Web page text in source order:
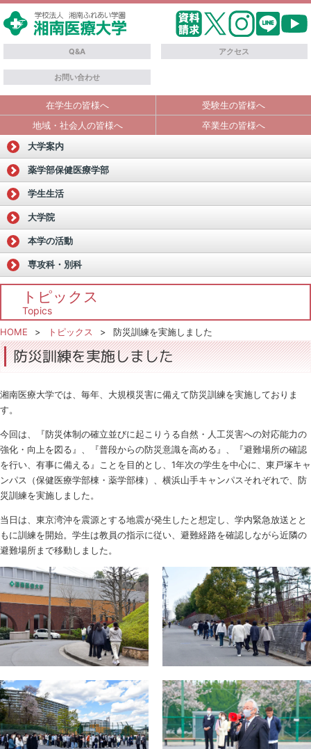
Q&A アクセス
お問い合わせ
在学生の皆様へ
受験生の皆様へ
地域・社会人の皆様へ
卒業生の皆様へ
トピックス
Topics
HOME トピックス 防災訓練を実施しました
大学案内
薬学部保健医療学部
学生生活
大学院
本学の活動
専攻科・別科
防災訓練を実施しました
湘南医療大学では、毎年、大規模災害に備えて防災訓練を実施しておりま
す。
今回は、『防災体制の確立並びに起こりうる自然・人工災害への対応能力の
強化・向上を図る』、『普段からの防災意識を高める』、『避難場所の確認
を行い、有事に備える』ことを目的とし、1年次の学生を中心に、東戸塚キャ
ンパス（保健医療学部棟・薬学部棟）、横浜山手キャンパスそれぞれで、防
災訓練を実施しました。
当日は、東京湾沖を震源とする地震が発生したと想定し、学内緊急放送とと
もに訓練を開始。学生は教員の指示に従い、避難経路を確認しながら近隣の
避難場所まで移動しました。